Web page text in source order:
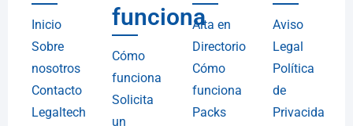
Inicio
Sobre
nosotros
Contacto
Legaltech
funciona
Cómo
funciona
Solicita
un
Alta en
Directorio
Cómo
funciona
Packs
Aviso
Legal
Política
de
Privacida